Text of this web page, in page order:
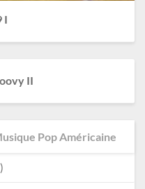
I
II
Pop Américaine